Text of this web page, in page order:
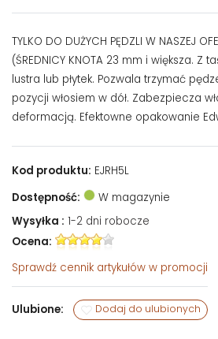
TYLKO DO DUŻYCH PĘDZLI W NASZEJ
(ŚREDNICY KNOTA 23 mm i większa.
lustra lub płytek. Pozwala trzymać
pozycji włosiem w dół. Zabezpiecza
deformacją. Efektowne opakowanie
Kod produktu: EJRH5L
Dostępność:
W magazynie
Wysyłka : 1-2 dni robocze
Ocena:
Sprawdź cennik artykułów w promocji
Ulubione: Dodaj do ulubionych